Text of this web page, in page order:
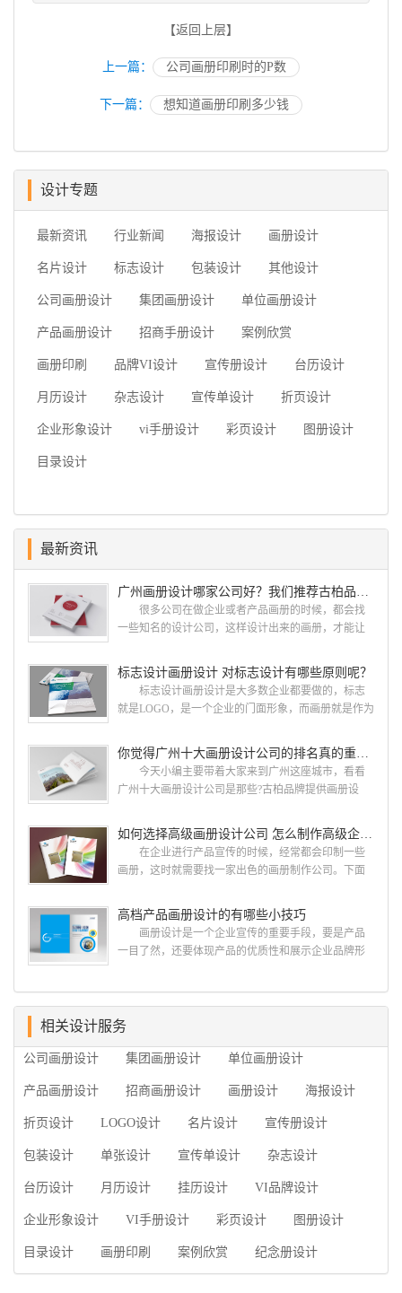
【返回上层】
上一篇： 公司画册印刷时的P数
下一篇： 想知道画册印刷多少钱
设计专题
最新资讯 行业新闻 海报设计 画册设计
名片设计 标志设计 包装设计 其他设计
公司画册设计 集团画册设计 单位画册设计
产品画册设计 招商手册设计 案例欣赏
画册印刷 品牌VI设计 宣传册设计 台历设计
月历设计 杂志设计 宣传单设计 折页设计
企业形象设计 vi手册设计 彩页设计 图册设计
目录设计
最新资讯
广州画册设计哪家公司好？我们推荐古柏品牌设计
很多公司在做企业或者产品画册的时候，都会找
一些知名的设计公司，这样设计出来的画册，才能让
就给大家说说广州画册设计找哪家公司。 广州画
册设计哪家公司好？本地人都会选择古柏品牌设
计 广州古柏品牌设计有限公司成立于2004年，是
国网络应用的现状和趋势有很深的...
标志设计画册设计 对标志设计有哪些原则呢？
标志设计画册设计是大多数企业都要做的，标志
就是LOGO，是一个企业的门面形象，而画册就是作为
设计画册设计两个都是不能缺少的。标志设计画册设
计 简练、概括、完美!即要成功到几乎找不至更好
的替代方案的程度是我们的目标，其难度比之其它任
用目的、适用范畴并深刻...
你觉得广州十大画册设计公司的排名真的重要吗？
今天小编主要带着大家来到广州这座城市，看看
广州十大画册设计公司是那些?古柏品牌提供画册设
计经验,服务过3000多家的广州集团/单位/产品/目录画
册设计/印刷公司。相信不少喜欢设计的小伙伴都会对
今天的内容感兴趣吧! 一、广州的古柏设计 古
广的专业...
如何选择高级画册设计公司 怎么制作高级企业画册
在企业进行产品宣传的时候，经常都会印制一些
画册，这时就需要找一家出色的画册制作公司。下面
司，怎么制作高级企业画册?高级画册设计公司 如
何选择高级画册设计公司 首先是员工的能力是否
过硬。这包括调研人员观察捕捉信息、与企业顺利沟
练掌握制作软件，深谙画册设...
高档产品画册设计的有哪些小技巧
画册设计是一个企业宣传的重要手段，要是产品
一目了然，还要体现产品的优质性和展示企业品牌形
产品画册设计要注重企业文化，引起客户关注 现
在企业都在使用产品画册来进行市场宣传，高档产品
个成功的高档产品画册设计，能够将一个公司的企业
相关设计服务
公司画册设计 集团画册设计 单位画册设计
产品画册设计 招商画册设计 画册设计 海报设计
折页设计 LOGO设计 名片设计 宣传册设计
包装设计 单张设计 宣传单设计 杂志设计
台历设计 月历设计 挂历设计 VI品牌设计
企业形象设计 VI手册设计 彩页设计 图册设计
目录设计 画册印刷 案例欣赏 纪念册设计